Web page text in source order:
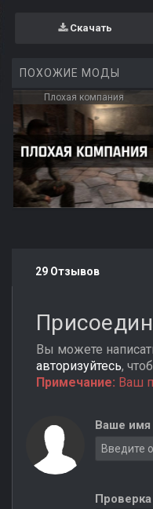
Скачать
ПОХОЖИЕ МОДЫ
Плохая компания
29 Отзывов
Вы можете
авторизуйтесь,
Примечание: Ваш
Ваше имя